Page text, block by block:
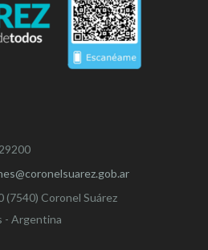
(7540) Coronel Suárez
- Argentina